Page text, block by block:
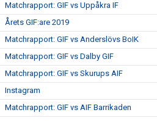
Matchrapport: GIF vs Uppåkra IF
Årets GIF:are 2019
Matchrapport: GIF vs Anderslövs BoIK
Matchrapport: GIF vs Dalby GIF
Matchrapport: GIF vs Skurups AIF
Instagram
Matchrapport: GIF vs AIF Barrikaden